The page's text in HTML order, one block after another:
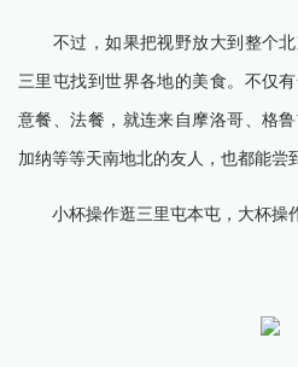
不过，如果把视野放大到整个北
三里屯找到世界各地的美食。不仅
意餐、法餐，就连来自摩洛哥、格
加纳等等天南地北的友人，也都能尝
小杯操作逛三里屯本屯，大杯操